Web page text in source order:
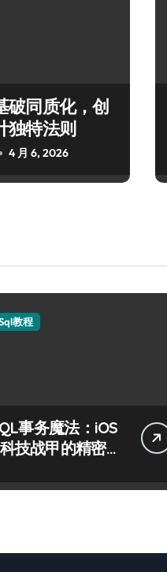
破同质化，创
独特法则
4 月 6, 2026
教程
事务魔法：iOS
技战甲的精密控